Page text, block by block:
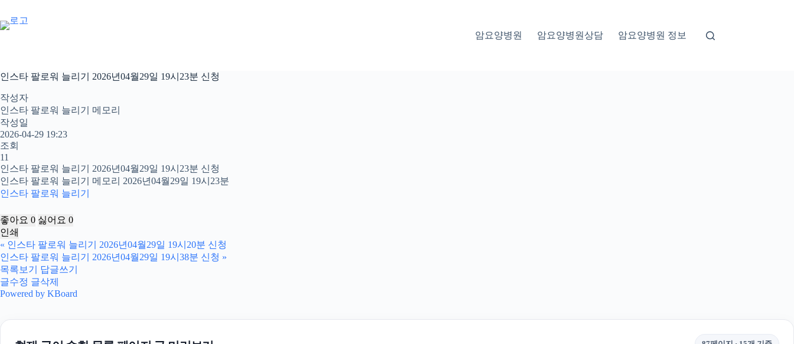
으
뛰
기
암요양병원 암요양병원상담 암요양병원 정보
인스타 팔로워 늘리기 2026년04월29일 19시23분 신청
작성자
인스타 팔로워 늘리기 메모리
작성일
2026-04-29 19:23
조회
11
인스타 팔로워 늘리기 2026년04월29일 19시23분 신청
인스타 팔로워 늘리기 메모리 2026년04월29일 19시23분
인스타 팔로워 늘리기
좋아요 0 싫어요 0
인쇄
« 인스타 팔로워 늘리기 2026년04월29일 19시20분 신청
인스타 팔로워 늘리기 2026년04월29일 19시38분 신청 »
목록보기
답글쓰기
글수정 글삭제
Powered by KBoard